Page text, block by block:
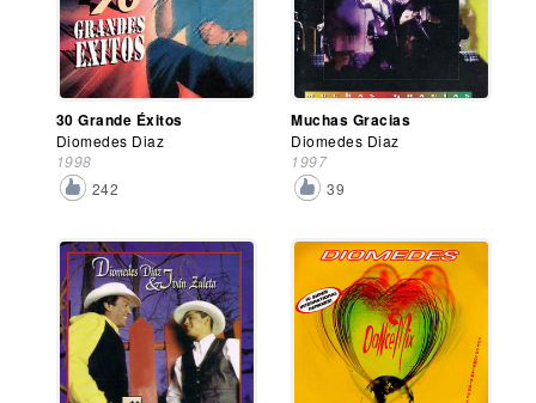
30 Grande Éxitos
Diomedes Diaz
1998
242
Muchas Gracias
Diomedes Diaz
1997
39